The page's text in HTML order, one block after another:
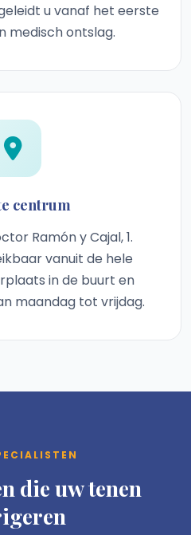
u vanaf het eerste
medisch ontslag.
centrum
Ramón y Cajal, 1.
vanuit de hele
in de buurt en
maandag tot vrijdag.
die uw tenen